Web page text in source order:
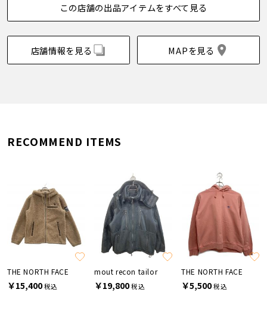
この店舗の出品アイテムをすべて見る
店舗情報を見る MAPを見る
RECOMMEND ITEMS
THE NORTH FACE
￥15,400税込
mout recon tailor
￥19,800税込
THE NORTH FACE
￥5,500税込